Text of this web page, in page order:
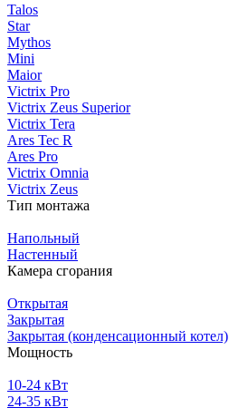
Talos
Star
Mythos
Mini
Maior
Victrix Pro
Victrix Zeus Superior
Victrix Tera
Ares Tec R
Ares Pro
Victrix Omnia
Victrix Zeus
Тип монтажа
Напольный
Настенный
Камера сгорания
Открытая
Закрытая
Закрытая (конденсационный котел)
Мощность
10-24 кВт
24-35 кВт